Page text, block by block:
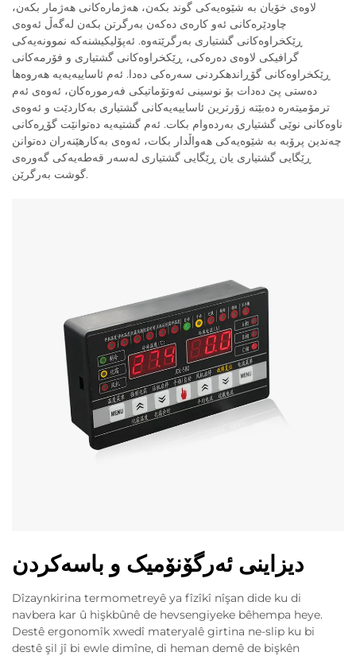
لاوەی خۆیان بە شێوەیەکی گوند بکەن، هەژمارەکانی هەژمار بکەن،
چاودێرەکانی ئەو کارەی دەکەن بەرگرتن بکەن لەگەڵ ئەوەی
ڕێکخراوەکانی گشتیاری بەرگرێتەوە. ئەپۆلیکیشنەکە نموونەیەکی
گرافیکی لاوەی دەرەکی، ڕێکخراوەکانی گشتیاری و فۆرمەکانی
ڕێکخراوەکانی گۆڕاندهکردنی سەرەکی دەدا. ئەم ئاساییەیەیە هەروەها
دەستی پێ دەدات بۆ نوسینی ئەوتۆماتیکی فەرمورەکان، ئەوەی ئەم
ترمۆمیتەرە دەبێتە زۆرترین ئاساییەیەکانی گشتیاری بەکاردێت و ئەوەی
ناوەکانی نوێی گشتیاری بەردەوام بکات. ئەم گشتیەیە دەتوانێت گۆڕەکانی
چەندین پرۆبە بە شێوەیەکی هەواڵدار بکات، ئەوەی بەکارهێنەران دەتوانن
ڕێگایی گشتیاری یان ڕێگایی گشتیاری لەسەر قەطەیەکی گەورەی
گوشت بەرگرێن.
دیزاینی ئەرگۆنۆمیک و باسەکردن
Dîzaynkirina termometreyê ya fîzîkî nîşan dide ku di
navbera kar û hişkbûnê de hevsengiyeke bêhempa heye.
Destê ergonomîk xwedî materyalê girtina ne-slip ku bi
destê şil jî bi ewle dimîne, di heman demê de bişkên